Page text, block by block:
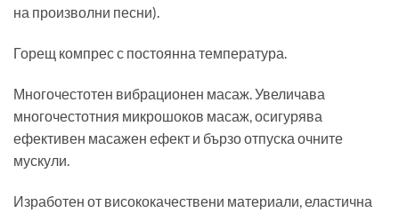
на произволни песни).
Горещ компрес с постоянна температура.
Многочестотен вибрационен масаж. Увеличава
многочестотния микрошоков масаж, осигурява
ефективен масажен ефект и бързо отпуска очните
мускули.
Изработен от висококачествени материали, еластична